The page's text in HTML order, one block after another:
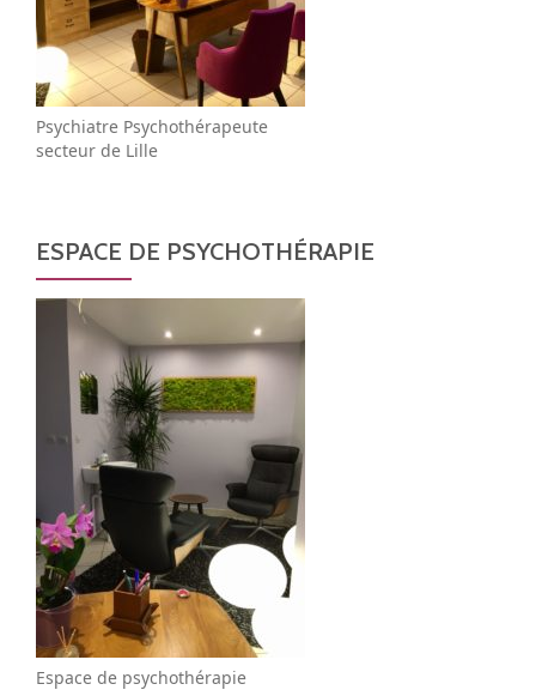
Psychiatre Psychothérapeute
secteur de Lille
ESPACE DE PSYCHOTHÉRAPIE
Espace de psychothérapie